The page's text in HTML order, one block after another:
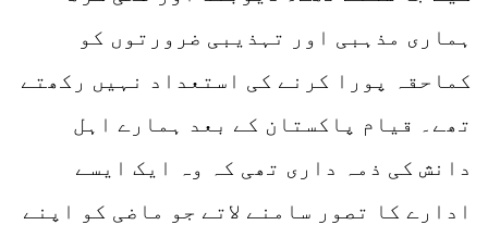
ہماری مذہبی اور تہذیبی ضرورتوں کو
کماحقہ پورا کرنے کی استعداد نہیں رکھتے
تھے۔ قیام پاکستان کے بعد ہمارے اہل
دانش کی ذمہ داری تھی کہ وہ ایک ایسے
ادارے کا تصور سامنے لاتے جو ماضی کو اپنے